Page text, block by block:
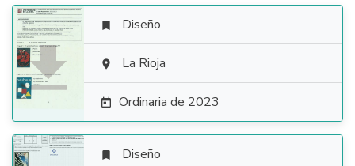

 Diseño
 La Rioja
 Ordinaria de 2023
 Diseño